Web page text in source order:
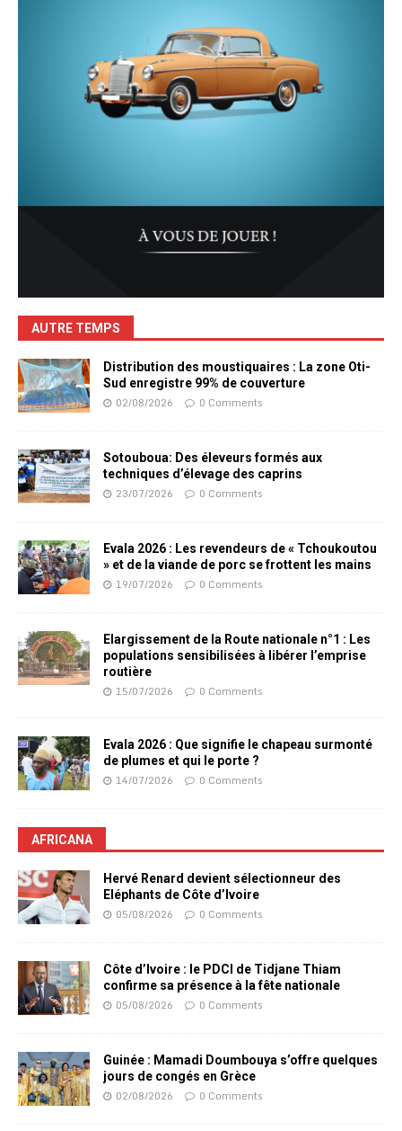
AUTRE TEMPS
Distribution des moustiquaires : La zone Oti-
Sud enregistre 99% de couverture
02/08/2026 0 Comments
Sotouboua: Des éleveurs formés aux
techniques d’élevage des caprins
23/07/2026 0 Comments
Evala 2026 : Les revendeurs de « Tchoukoutou
» et de la viande de porc se frottent les mains
19/07/2026 0 Comments
Elargissement de la Route nationale n°1 : Les
populations sensibilisées à libérer l’emprise
routière
15/07/2026 0 Comments
Evala 2026 : Que signifie le chapeau surmonté
de plumes et qui le porte ?
14/07/2026 0 Comments
AFRICANA
Hervé Renard devient sélectionneur des
Eléphants de Côte d’Ivoire
05/08/2026 0 Comments
Côte d’Ivoire : le PDCI de Tidjane Thiam
confirme sa présence à la fête nationale
05/08/2026 0 Comments
Guinée : Mamadi Doumbouya s’offre quelques
jours de congés en Grèce
02/08/2026 0 Comments